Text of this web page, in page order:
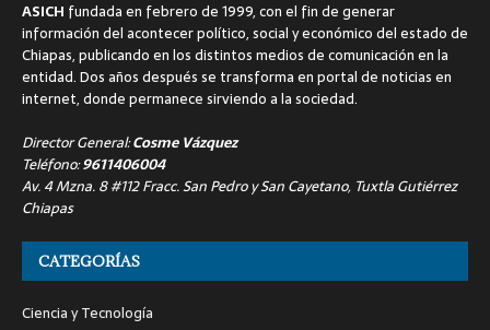
ASICH fundada en febrero de 1999, con el fin de generar
información del acontecer político, social y económico del estado de
Chiapas, publicando en los distintos medios de comunicación en la
entidad. Dos años después se transforma en portal de noticias en
internet, donde permanece sirviendo a la sociedad.
Director General:Cosme Vázquez
Teléfono:9611406004
Av. 4 Mzna. 8 #112 Fracc. San Pedro y San Cayetano, Tuxtla Gutiérrez
Chiapas
CATEGORÍAS
Ciencia y Tecnología